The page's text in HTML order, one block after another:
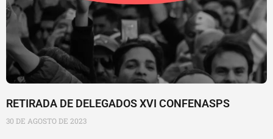
RETIRADA DE DELEGADOS XVI CONFENASPS
30 DE AGOSTO DE 2023